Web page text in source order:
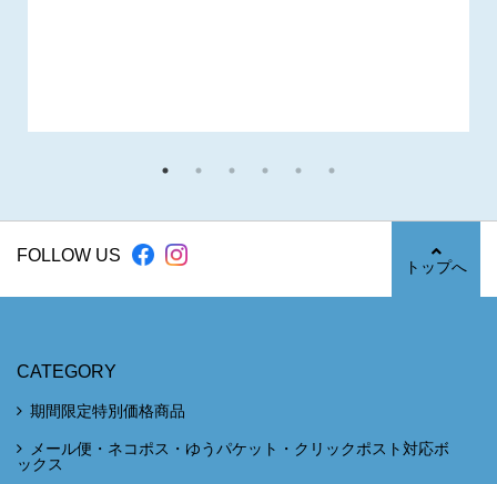
FOLLOW US
トップへ
CATEGORY
期間限定特別価格商品
メール便・ネコポス・ゆうパケット・クリックポスト対応ボ
ックス